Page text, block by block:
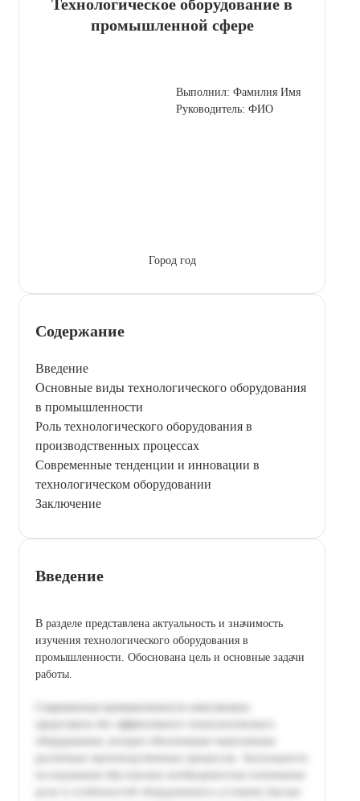
Технологическое оборудование в
промышленной сфере
Выполнил: Фамилия Имя
Руководитель: ФИО
Город год
Содержание
Введение
Основные виды технологического оборудования
в промышленности
Роль технологического оборудования в
производственных процессах
Современные тенденции и инновации в
технологическом оборудовании
Заключение
Введение
В разделе представлена актуальность и значимость
изучения технологического оборудования в
промышленности. Обоснована цель и основные задачи
работы.